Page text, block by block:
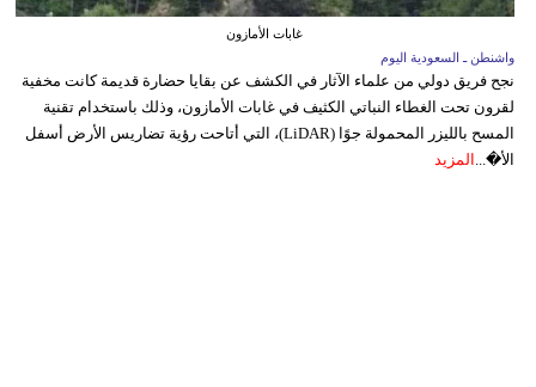
غابات الأمازون
واشنطن ـ السعودية اليوم
نجح فريق دولي من علماء الآثار في الكشف عن بقايا حضارة قديمة كانت مخفية
لقرون تحت الغطاء النباتي الكثيف في غابات الأمازون، وذلك باستخدام تقنية
المسح بالليزر المحمولة جوًا (LiDAR)، التي أتاحت رؤية تضاريس الأرض أسفل
الأ�... المزيد